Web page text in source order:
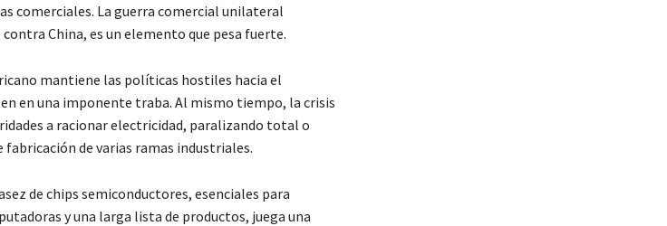
comerciales. La guerra comercial unilateral
China, es un elemento que pesa fuerte.
mantiene las políticas hostiles hacia el
en una imponente traba. Al mismo tiempo, la crisis
a racionar electricidad, paralizando total o
de varias ramas industriales.
de chips semiconductores, esenciales para
y una larga lista de productos, juega una